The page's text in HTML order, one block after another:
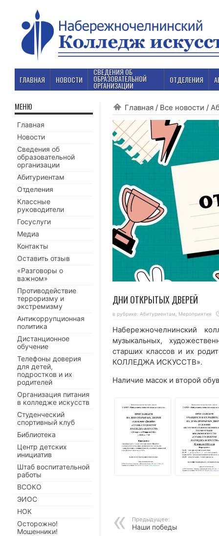
ГЛАВНАЯ НОВОСТИ
СВЕДЕНИЯ ОБ
ОБРАЗОВАТЕЛЬНОЙ
ОРГАНИЗАЦИИ
ОТДЕЛЕНИЯ
Главная / Все новости /
ДНИ ОТКРЫТЫХ ДВЕРЕЙ
в рубрике: Абитуриентам Мероприятия
Набережночелнинский
музыкальных,
старших классов и их
КОЛЛЕДЖА ИСКУССТВ».
Наличие масок и второй
Предыдущее:
Наши победы
МЕНЮ
Главная
Новости
Сведения об
образовательной
организации
Абитуриентам
Отделения
Классные
руководители
Госуслуги
Медиа
Контакты
Оставить отзыв
«Разговоры о
важном»
Противодействие
терроризму и
экстремизму
Антикоррупционная
политика
Дистанционное
обучение
Телефоны доверия
для детей,
подростков и их
родителей
Организация питания
в колледже искусств
Студенческий
спортивный клуб
Библиотека
Центр детских
инициатив
Штаб воспитательной
работы
ВСОКО
ЭИОС
НОК
Осторожно!
Мошенники!